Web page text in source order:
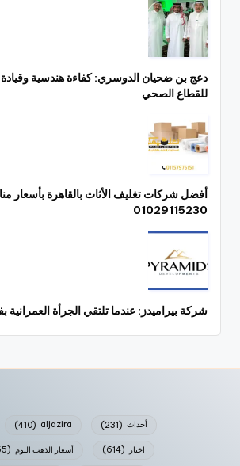
دعج بن ضحيان الدوسري: كفاءة هندسية وقيادة
للقطاع الصحي
أفضل شركات تغليف الأثاث بالقاهرة بأسعار
01029115230
شركة بيراميدز: عندما تلتقي الجرأة العمرانية
aljazira
(410) أحداث (231)
أسعار الذهب اليوم (155) اخبار (614)